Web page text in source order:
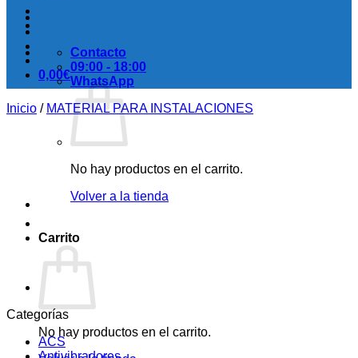
0,00€
No hay productos en el carrito.
Volver a la tienda
Carrito
No hay productos en el carrito.
Contacto
09:00 - 18:00
WhatsApp
Inicio / MATERIAL PARA INSTALACIONES
Categorías
ACS